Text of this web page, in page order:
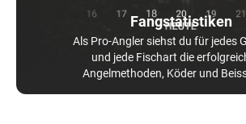
Fangstatistiken
Als Pro-Angler siehst du für jedes
und jede Fischart die
Angelmethoden, Köder und